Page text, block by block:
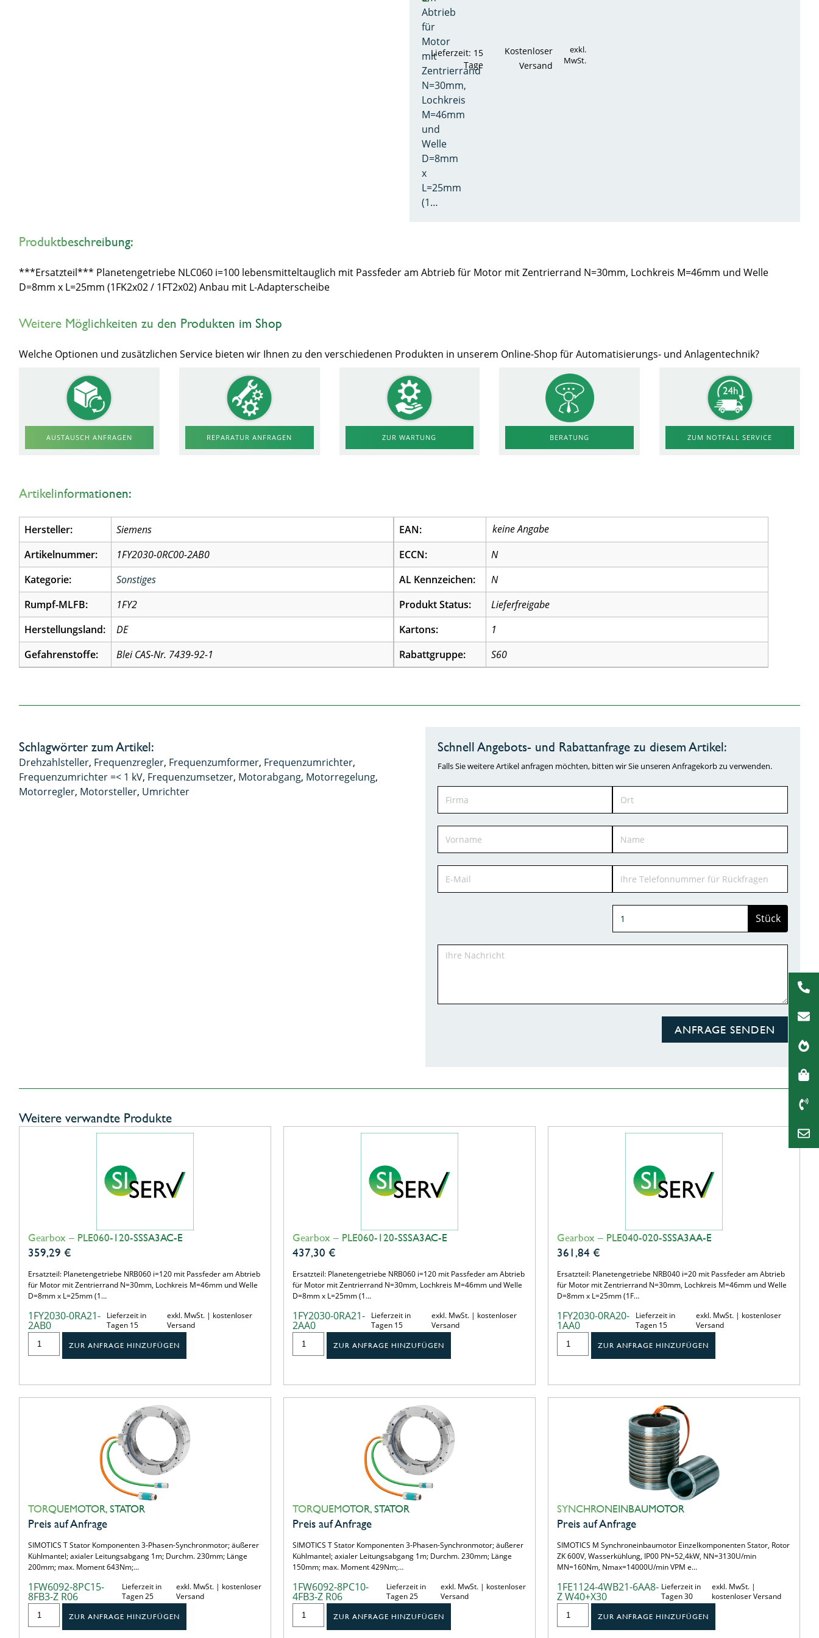
Abtrieb
für
Motor
mit
Zentrierrand
N=30mm,
Lochkreis
M=46mm
und
Welle
D=8mm
x
L=25mm
(1…
Lieferzeit: 15
Tage
Kostenloser
Versand
exkl.
MwSt.
Produktbeschreibung:
***Ersatzteil*** Planetengetriebe NLC060 i=100 lebensmitteltauglich mit Passfeder am Abtrieb für Motor mit Zentrierrand N=30mm, Lochkreis M=46mm und Welle
D=8mm x L=25mm (1FK2x02 / 1FT2x02) Anbau mit L-Adapterscheibe
Weitere Möglichkeiten zu den Produkten im Shop
Welche Optionen und zusätzlichen Service bieten wir Ihnen zu den verschiedenen Produkten in unserem Online-Shop für Automatisierungs- und Anlagentechnik?
AUSTAUSCH ANFRAGEN REPARATUR ANFRAGEN ZUR WARTUNG BERATUNG ZUM NOTFALL SERVICE
Artikelinformationen:
Hersteller:
Siemens
Artikelnummer:
1FY2030-0RC00-2AB0
Kategorie:
Sonstiges
Rumpf-MLFB:
1FY2
Herstellungsland:
DE
Gefahrenstoffe:
Blei CAS-Nr. 7439-92-1
EAN:
ECCN:
N
AL Kennzeichen:
N
Produkt Status:
Lieferfreigabe
Kartons:
1
Rabattgruppe:
S60
Schlagwörter zum Artikel:
Drehzahlsteller, Frequenzregler, Frequenzumformer, Frequenzumrichter,
Frequenzumrichter =< 1 kV, Frequenzumsetzer, Motorabgang, Motorregelung,
Motorregler, Motorsteller, Umrichter
Schnell Angebots- und Rabattanfrage zu diesem Artikel:
Falls Sie weitere Artikel anfragen möchten, bitten wir Sie unseren Anfragekorb zu verwenden.
Stück
ANFRAGE SENDEN
Weitere verwandte Produkte
Gearbox – PLE060-120-SSSA3AC-E
359,29 €
Ersatzteil: Planetengetriebe NRB060 i=120 mit Passfeder am Abtrieb
für Motor mit Zentrierrand N=30mm, Lochkreis M=46mm und Welle
D=8mm x L=25mm (1…
1FY2030-0RA21-
2AB0
Lieferzeit in
Tagen 15
exkl. MwSt. | kostenloser
Versand
ZUR ANFRAGE HINZUFÜGEN
Gearbox – PLE060-120-SSSA3AC-E
437,30 €
Ersatzteil: Planetengetriebe NRB060 i=120 mit Passfeder am Abtrieb
für Motor mit Zentrierrand N=30mm, Lochkreis M=46mm und Welle
D=8mm x L=25mm (1…
1FY2030-0RA21-
2AA0
Lieferzeit in
Tagen 15
exkl. MwSt. | kostenloser
Versand
ZUR ANFRAGE HINZUFÜGEN
Gearbox – PLE040-020-SSSA3AA-E
361,84 €
Ersatzteil: Planetengetriebe NRB040 i=20 mit Passfeder am Abtrieb
für Motor mit Zentrierrand N=30mm, Lochkreis M=46mm und Welle
D=8mm x L=25mm (1F…
1FY2030-0RA20-
1AA0
Lieferzeit in
Tagen 15
exkl. MwSt. | kostenloser
Versand
ZUR ANFRAGE HINZUFÜGEN
TORQUEMOTOR, STATOR
Preis auf Anfrage
SIMOTICS T Stator Komponenten 3-Phasen-Synchronmotor; äußerer
Kühlmantel; axialer Leitungsabgang 1m; Durchm. 230mm; Länge
200mm; max. Moment 643Nm;…
1FW6092-8PC15-
8FB3-Z R06
Lieferzeit in
Tagen 25
exkl. MwSt. | kostenloser
Versand
ZUR ANFRAGE HINZUFÜGEN
TORQUEMOTOR, STATOR
Preis auf Anfrage
SIMOTICS T Stator Komponenten 3-Phasen-Synchronmotor; äußerer
Kühlmantel; axialer Leitungsabgang 1m; Durchm. 230mm; Länge
150mm; max. Moment 429Nm;…
1FW6092-8PC10-
4FB3-Z R06
Lieferzeit in
Tagen 25
exkl. MwSt. | kostenloser
Versand
ZUR ANFRAGE HINZUFÜGEN
SYNCHRONEINBAUMOTOR
Preis auf Anfrage
SIMOTICS M Synchroneinbaumotor Einzelkomponenten Stator, Rotor
ZK 600V, Wasserkühlung, IP00 PN=52,4kW, NN=3130U/min
MN=160Nm, Nmax=14000U/min VPM e…
1FE1124-4WB21-6AA8-
Z W40+X30
Lieferzeit in
Tagen 30
exkl. MwSt. |
kostenloser Versand
ZUR ANFRAGE HINZUFÜGEN